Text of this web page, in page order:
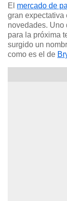
El mercado de
gran expectativa
novedades. Uno
para la próxima
surgido un
como es el de